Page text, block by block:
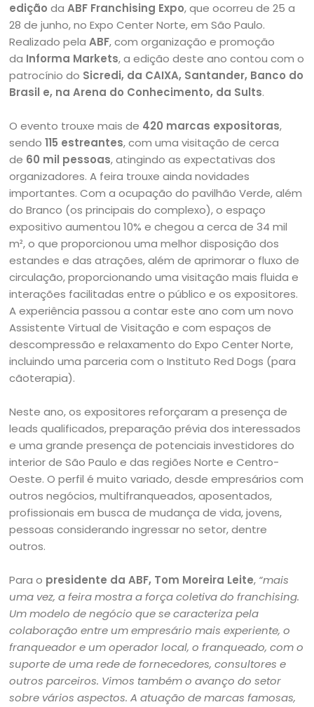
edição daABF Franchising Expo, que ocorreu de 25 a
28 de junho, no Expo Center Norte, em São Paulo.
Realizado pelaABF, com organização e promoção
da Informa Markets, a edição deste ano contou com o
patrocínio do Sicredi, da CAIXA, Santander, Banco do
Brasil e, na Arena do Conhecimento, da Sults.
O evento trouxe mais de 420 marcas expositoras,
sendo115 estreantes, com uma visitação de cerca
de 60 mil pessoas, atingindo as expectativas dos
organizadores. A feira trouxe ainda novidades
importantes. Com a ocupação do pavilhão Verde, além
do Branco (os principais do complexo), o espaço
expositivo aumentou 10% e chegou a cerca de 34 mil
m², o que proporcionou uma melhor disposição dos
estandes e das atrações, além de aprimorar o fluxo de
circulação, proporcionando uma visitação mais fluida e
interações facilitadas entre o público e os expositores.
A experiência passou a contar este ano com um novo
Assistente Virtual de Visitação e com espaços de
descompressão e relaxamento do Expo Center Norte,
incluindo uma parceria com o Instituto Red Dogs (para
cãoterapia).
Neste ano, os expositores reforçaram a presença de
leads qualificados, preparação prévia dos interessados
e uma grande presença de potenciais investidores do
interior de São Paulo e das regiões Norte e Centro-
Oeste. O perfil é muito variado, desde empresários com
outros negócios, multifranqueados, aposentados,
profissionais em busca de mudança de vida, jovens,
pessoas considerando ingressar no setor, dentre
outros.
Para o presidente da ABF, Tom Moreira Leite, “mais
uma vez, a feira mostra a força coletiva do franchising.
Um modelo de negócio que se caracteriza pela
colaboração entre um empresário mais experiente, o
franqueador e um operador local, o franqueado, com o
suporte de uma rede de fornecedores, consultores e
outros parceiros. Vimos também o avanço do setor
sobre vários aspectos. A atuação de marcas famosas,